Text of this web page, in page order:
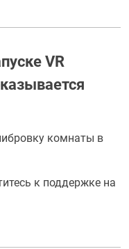
VR
комнаты в
к поддержке на